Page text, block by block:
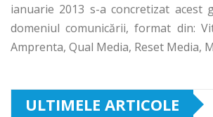
ianuarie 2013 s-a concretizat acest
domeniul comunicării, format din:
Amprenta, Qual Media, Reset Media,
ULTIMELE ARTICOLE